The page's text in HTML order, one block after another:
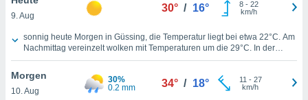
oder
Partner
das
9. Aug
30° / 16° 8- 22
km/h
Wettervorhersage für heute in Güssing
sonnig heute Morgen in Güssing, die Temperatur liegt bei etwa 22°C. Am
Nachmittag vereinzelt wolken mit Temperaturen um die 29°C. In der
kommenden Nacht werden22°Cerwartet, sonnig. Wind aus Süden, mit
Morgen
10. Aug
30%
0.2 mm
34° / 18° 11 - 27
km/h